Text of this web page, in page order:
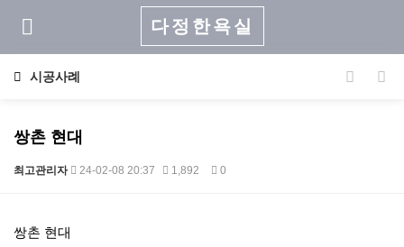
다정한욕실
시공사례
쌍촌 현대
최고관리자 24-02-08 20:37 1,892 0
쌍촌 현대